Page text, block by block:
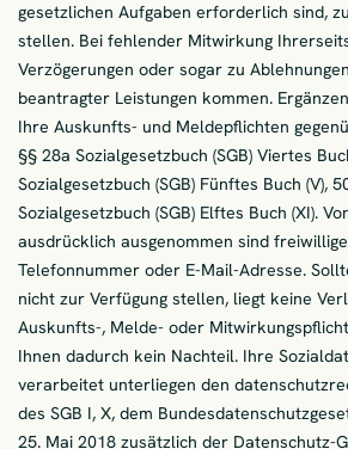
gesetzlichen Aufgaben erforderlich sind,
stellen. Bei fehlender Mitwirkung
Verzögerungen oder sogar zu
beantragter Leistungen kommen.
Ihre Auskunfts- und Meldepflichten
§§ 28a Sozialgesetzbuch (SGB) Viertes
Sozialgesetzbuch (SGB) Fünftes Buch (V),
Sozialgesetzbuch (SGB) Elftes Buch (XI).
ausdrücklich ausgenommen sind
Telefonnummer oder E-Mail-Adresse.
nicht zur Verfügung stellen, liegt keine
Auskunfts-, Melde- oder
Ihnen dadurch kein Nachteil. Ihre
verarbeitet unterliegen den
des SGB I, X, dem
25. Mai 2018 zusätzlich der Datenschutz-